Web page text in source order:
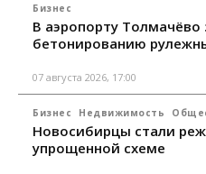
Бизнес
В аэропорту
бетонированию
07 августа 2026, 17:00
Бизнес Недвижимость
Новосибирцы стали
упрощенной схеме